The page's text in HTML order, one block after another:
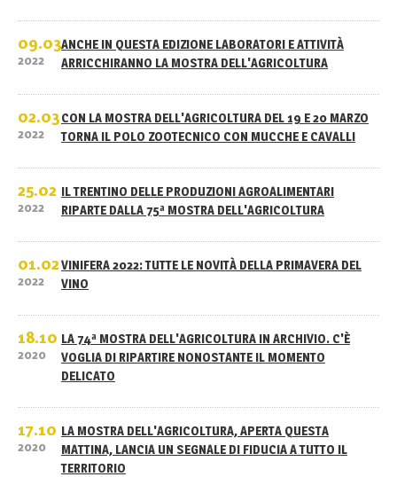
09.03
2022
ANCHE IN QUESTA EDIZIONE LABORATORI E ATTIVITÀ
ARRICCHIRANNO LA MOSTRA DELL'AGRICOLTURA
02.03
2022
CON LA MOSTRA DELL'AGRICOLTURA DEL 19 E 20 MARZO
TORNA IL POLO ZOOTECNICO CON MUCCHE E CAVALLI
25.02
2022
IL TRENTINO DELLE PRODUZIONI AGROALIMENTARI
RIPARTE DALLA 75ª MOSTRA DELL'AGRICOLTURA
01.02
2022
VINIFERA 2022: TUTTE LE NOVITÀ DELLA PRIMAVERA DEL
VINO
18.10
2020
LA 74ª MOSTRA DELL'AGRICOLTURA IN ARCHIVIO. C'È
VOGLIA DI RIPARTIRE NONOSTANTE IL MOMENTO
DELICATO
17.10
2020
LA MOSTRA DELL'AGRICOLTURA, APERTA QUESTA
MATTINA, LANCIA UN SEGNALE DI FIDUCIA A TUTTO IL
TERRITORIO